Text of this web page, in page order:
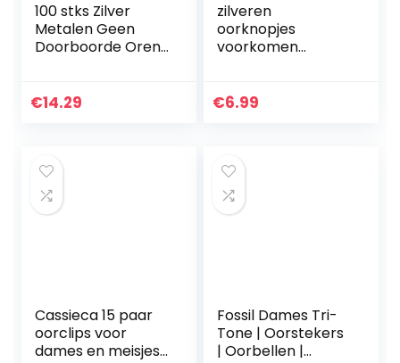
100 stks Zilver
Metalen Geen
Doorboorde Oren
Maken
€14.29
zilveren
oorknopjes
voorkomen
Oorbellen, met
€6.99
Cassieca 15 paar
oorclips voor
dames en meisjes,
Fossil Dames Tri-
Tone | Oorstekers
| Oorbellen |